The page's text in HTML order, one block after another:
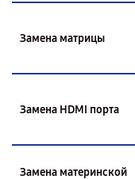
Замена матрицы
Замена HDMI порта
Замена материнской